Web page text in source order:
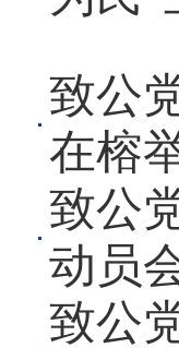
致公
在榕
致公
动员
致公